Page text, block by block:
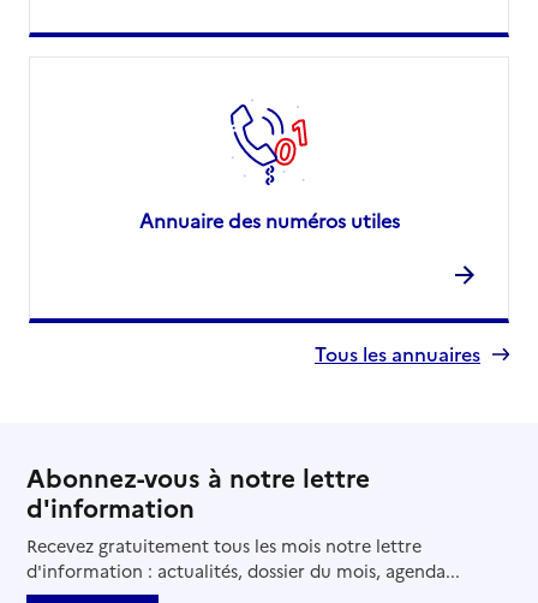
Annuaire des numéros utiles
Tous les annuaires
Abonnez-vous à notre lettre
d'information
Recevez gratuitement tous les mois notre lettre
d'information : actualités, dossier du mois, agenda...